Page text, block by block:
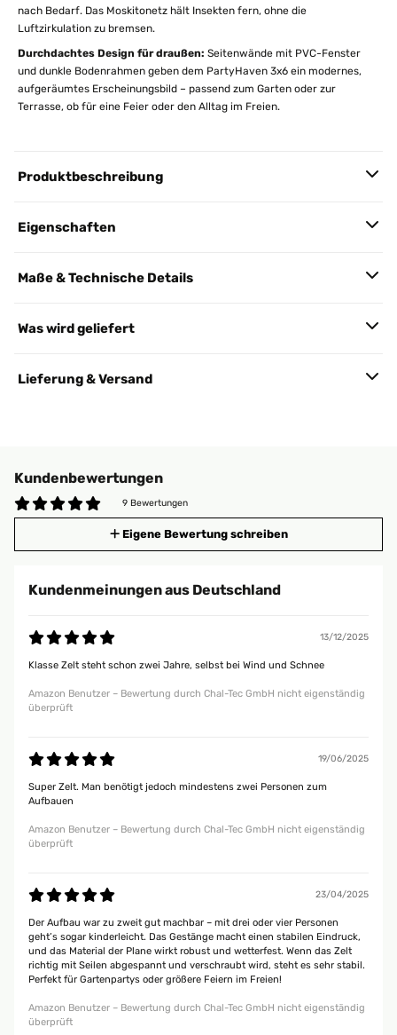
nach Bedarf. Das Moskitonetz hält Insekten fern, ohne die
Luftzirkulation zu bremsen.
Durchdachtes Design für draußen: Seitenwände mit PVC-Fenster
und dunkle Bodenrahmen geben dem PartyHaven 3x6 ein modernes,
aufgeräumtes Erscheinungsbild – passend zum Garten oder zur
Terrasse, ob für eine Feier oder den Alltag im Freien.
Produktbeschreibung
Eigenschaften
Maße & Technische Details
Was wird geliefert
Lieferung & Versand
Kundenbewertungen
9 Bewertungen
Eigene Bewertung schreiben
Kundenmeinungen aus Deutschland
13/12/2025
Klasse Zelt steht schon zwei Jahre, selbst bei Wind und Schnee
Amazon Benutzer – Bewertung durch Chal-Tec GmbH nicht eigenständig
überprüft
19/06/2025
Super Zelt. Man benötigt jedoch mindestens zwei Personen zum
Aufbauen
Amazon Benutzer – Bewertung durch Chal-Tec GmbH nicht eigenständig
überprüft
23/04/2025
Der Aufbau war zu zweit gut machbar – mit drei oder vier Personen
geht’s sogar kinderleicht. Das Gestänge macht einen stabilen Eindruck,
und das Material der Plane wirkt robust und wetterfest. Wenn das Zelt
richtig mit Seilen abgespannt und verschraubt wird, steht es sehr stabil.
Perfekt für Gartenpartys oder größere Feiern im Freien!
Amazon Benutzer – Bewertung durch Chal-Tec GmbH nicht eigenständig
überprüft